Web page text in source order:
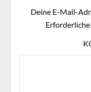
Deine E-Mail-